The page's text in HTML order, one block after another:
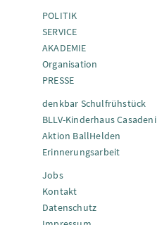
POLITIK
SERVICE
AKADEMIE
Organisation
PRESSE
denkbar Schulfrühstück
BLLV-Kinderhaus Casadeni
Aktion BallHelden
Erinnerungsarbeit
Jobs
Kontakt
Datenschutz